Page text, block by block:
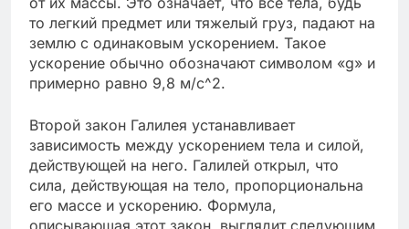
то легкий предмет или тяжелый груз, падают на
землю с одинаковым ускорением. Такое
ускорение обычно обозначают символом «g» и
примерно равно 9,8 м/с^2.
Второй закон Галилея устанавливает
зависимость между ускорением тела и силой,
действующей на него. Галилей открыл, что
сила, действующая на тело, пропорциональна
его массе и ускорению. Формула,
описывающая этот закон, выглядит следующим